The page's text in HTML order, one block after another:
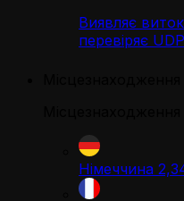
Виявляє
перевіряє
Німеччина